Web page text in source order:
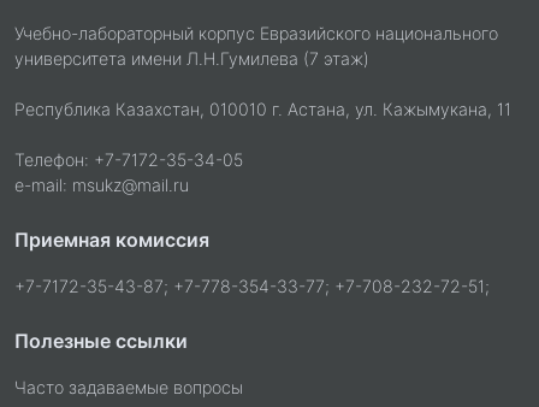
Учебно-лабораторный корпус Евразийского национального
университета имени Л.Н.Гумилева (7 этаж)
Республика Казахстан, 010010 г. Астана, ул. Кажымукана, 11
Телефон: +7-7172-35-34-05
e-mail: msukz@mail.ru
Приемная комиссия
+7-7172-35-43-87; +7-778-354-33-77; +7-708-232-72-51;
Полезные ссылки
Часто задаваемые вопросы